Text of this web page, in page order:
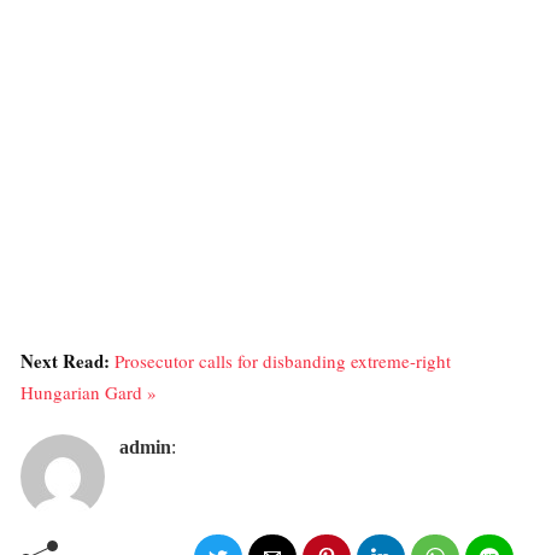
Next Read: Prosecutor calls for disbanding extreme-right
Hungarian Gard »
admin: